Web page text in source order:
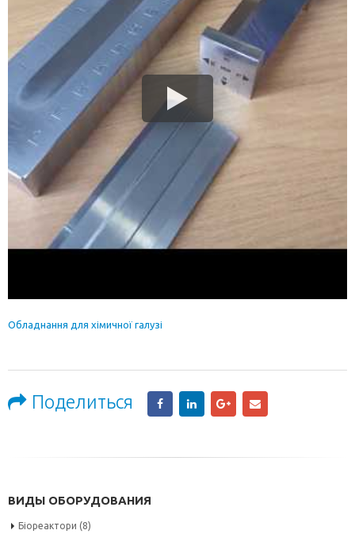
Обладнання для хімичної галузі
Поделиться
ВИДЫ ОБОРУДОВАНИЯ
Біореактори (8)